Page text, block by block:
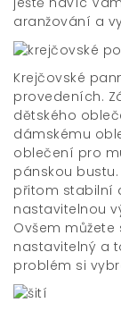
aranžování a
Krejčovské
provedeních.
dětského
dámskému
oblečení pro
pánskou
přitom stabilní
nastavitelnou
Ovšem
nastavitelný a
problém si